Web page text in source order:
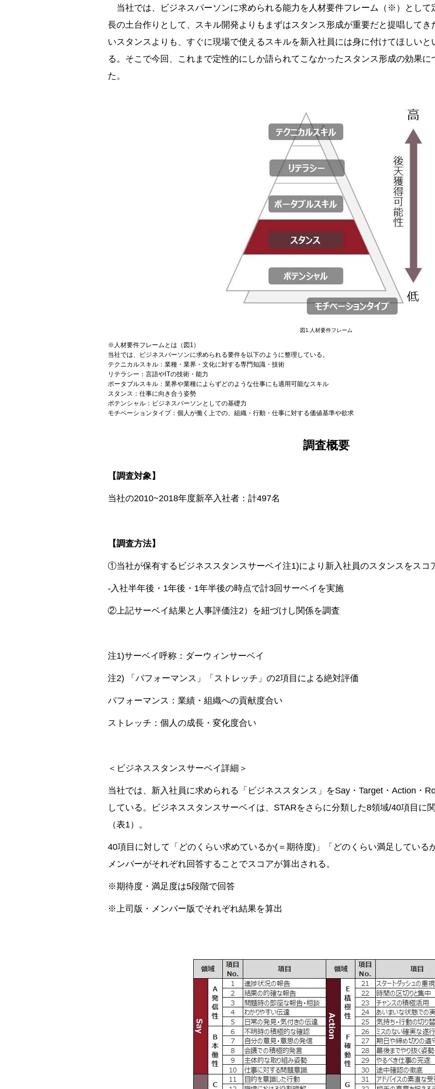
当社では、ビジネスパーソンに求められる能力を人材要件フレーム（※）として
長の土台作りとして、スキル開発よりもまずはスタンス形成が重要だと提唱して
いスタンスよりも、すぐに現場で使えるスキルを新入社員には身に付けてほしい
る。そこで今回、これまで定性的にしか語られてこなかったスタンス形成の効果
た。
図1.人材要件フレーム
※人材要件フレームとは（図1）
当社では、ビジネスパーソンに求められる要件を以下のように整理している。
テクニカルスキル：業種・業界・文化に対する専門知識・技術
リテラシー：言語やITの技術・能力
ポータブルスキル：業界や業種によらずどのような仕事にも適用可能なスキル
スタンス：仕事に向き合う姿勢
ポテンシャル：ビジネスパーソンとしての基礎力
モチベーションタイプ：個人が働く上での、組織・行動・仕事に対する価値基準や欲求
調査概要
【調査対象】
当社の2010~2018年度新卒入社者：計497名
【調査方法】
①当社が保有するビジネススタンスサーベイ注1)により新入社員のスタンスをスコ
-入社半年後・1年後・1年半後の時点で計3回サーベイを実施
②上記サーベイ結果と人事評価注2）を紐づけし関係を調査
注1)サーベイ呼称：ダーウィンサーベイ
注2) 「パフォーマンス」「ストレッチ」の2項目による絶対評価
パフォーマンス：業績・組織への貢献度合い
ストレッチ：個人の成長・変化度合い
＜ビジネススタンスサーベイ詳細＞
当社では、新入社員に求められる「ビジネススタンス」をSay・Target・Action・
している。ビジネススタンスサーベイは、STARをさらに分類した8領域/40項目に
（表1）。
40項目に対して「どのくらい求めているか(＝期待度)」「どのくらい満足している
メンバーがそれぞれ回答することでスコアが算出される。
※期待度・満足度は5段階で回答
※上司版・メンバー版でそれぞれ結果を算出